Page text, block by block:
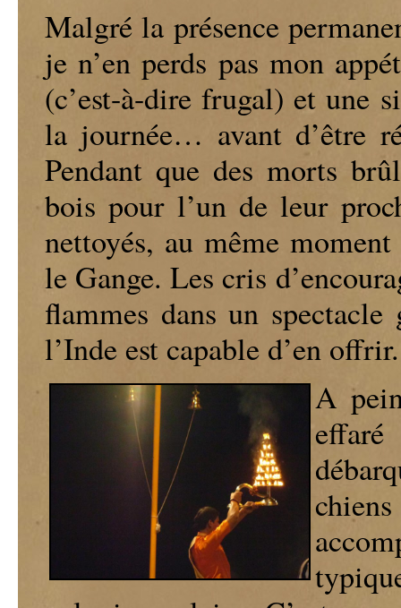
Malgré la présence
je n’en perds pas mon
(c’est-à-dire frugal) et une
la journée… avant d’être
Pendant que des morts
bois pour l’un de leur
nettoyés, au même
le Gange. Les cris
flammes dans un
l’Inde est capable d’en offrir.
A